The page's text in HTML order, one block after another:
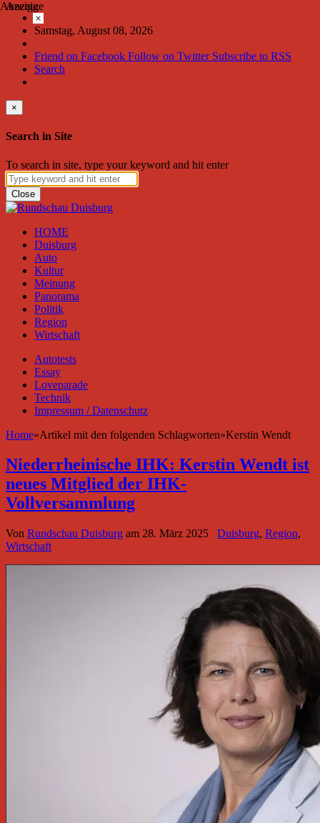
Samstag, August 08, 2026
Friend on Facebook Follow on Twitter Subscribe to RSS
Search
×
Search in Site
To search in site, type your keyword and hit enter
Close
HOME
Duisburg
Auto
Kultur
Meinung
Panorama
Politik
Region
Wirtschaft
Autotests
Essay
Loveparade
Technik
Impressum / Datenschutz
Home»Artikel mit den folgenden Schlagworten»Kerstin Wendt
Niederrheinische IHK: Kerstin Wendt ist
neues Mitglied der IHK-
Vollversammlung
Von Rundschau Duisburg am 28. März 2025 Duisburg, Region,
Wirtschaft
Anzeige
×
Anzeige